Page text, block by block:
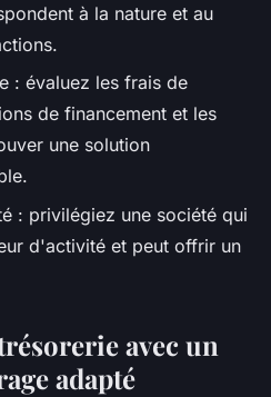
à la nature et au
: évaluez les frais de
de financement et les
une solution
: privilégiez une société qui
d'activité et peut offrir un
avec un
adapté